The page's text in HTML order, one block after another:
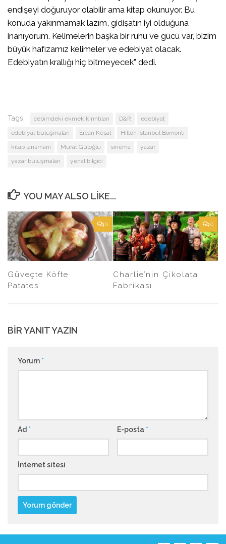
endişeyi doğuruyor olabilir ama kitap okunuyor. Bu
konuda yakınmamak lazım, gidişatın iyi olduğuna
inanıyorum. Kelimelerin başka bir ruhu ve gücü var, bizim
büyük hafızamız kelimeler ve edebiyat olacak.
Edebiyatın krallığı hiç bitmeyecek” dedi.
Tags: cebimdeki ekmek kırıntıları D&R
edebiyat
edebiyat buluşmaları
Ercan Kesal
Hilton İstanbul Bomonti
kitap lansmanı
Murat Güloğlu sinema
yazar
yazar buluşmaları
yenal bilgici
YOU MAY ALSO LIKE...
0
Güveçte Köfte
Patates
0
Charlie’nin Çikolata
Fabrikası
BIR YANIT YAZIN
Yorum *
Ad * E-posta *
İnternet sitesi